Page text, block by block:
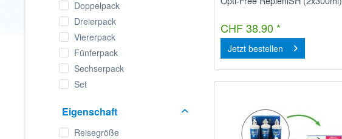
Doppelpack
Dreierpack
Viererpack
Fünferpack
Sechserpack
Set
Eigenschaft
Reisegröße
CHF 38.90 *
Jetzt bestellen